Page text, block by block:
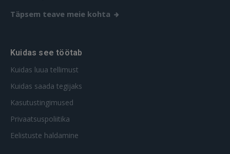
Täpsem teave meie kohta
Kuidas see töötab
Kuidas luua tellimust
Kuidas saada tegijaks
Kasutustingimused
Privaatsuspoliitika
Eelistuste haldamine